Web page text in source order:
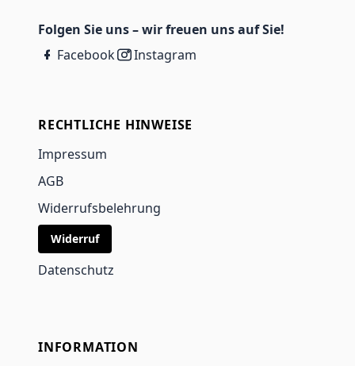
Folgen Sie uns – wir freuen uns auf Sie!
Facebook
Instagram
RECHTLICHE HINWEISE
Impressum
AGB
Widerrufsbelehrung
Widerruf
Datenschutz
INFORMATION